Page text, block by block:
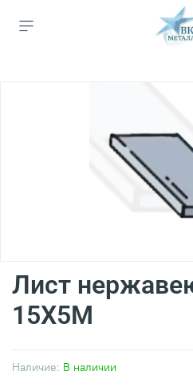
Наличие: В наличии
Лист
15Х5М